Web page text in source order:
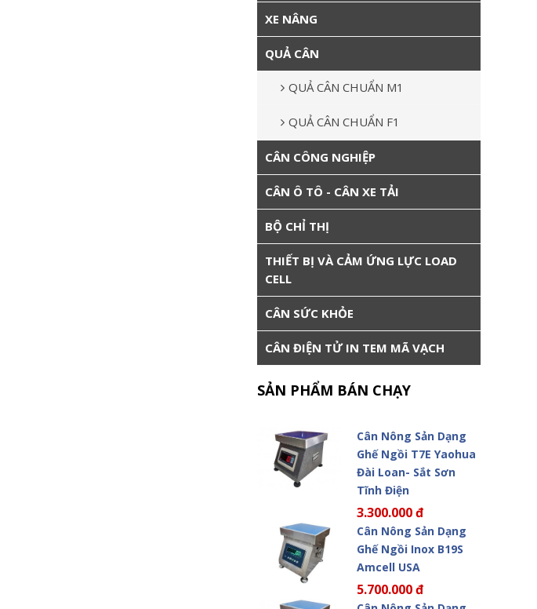
XE NÂNG
QUẢ CÂN
QUẢ CÂN CHUẨN M1
QUẢ CÂN CHUẨN F1
CÂN CÔNG NGHIỆP
CÂN Ô TÔ - CÂN XE TẢI
BỘ CHỈ THỊ
THIẾT BỊ VÀ CẢM ỨNG LỰC LOAD
CELL
CÂN SỨC KHỎE
CÂN ĐIỆN TỬ IN TEM MÃ VẠCH
SẢN PHẨM BÁN CHẠY
Cân Nông Sản Dạng
Ghế Ngồi T7E Yaohua
Đài Loan- Sắt Sơn
Tĩnh Điện
3.300.000 đ
Cân Nông Sản Dạng
Ghế Ngồi Inox B19S
Amcell USA
5.700.000 đ